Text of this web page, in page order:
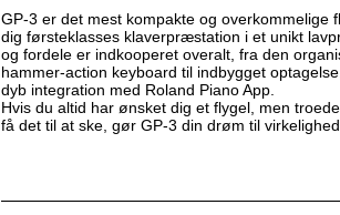
GP-3 er det mest kompakte og overkommelige
dig førsteklasses klaverpræstation i et unikt
og fordele er indkooperet overalt, fra den
hammer-action keyboard til indbygget
dyb integration med Roland Piano App.
Hvis du altid har ønsket dig et flygel, men
få det til at ske, gør GP-3 din drøm til virkelighed.